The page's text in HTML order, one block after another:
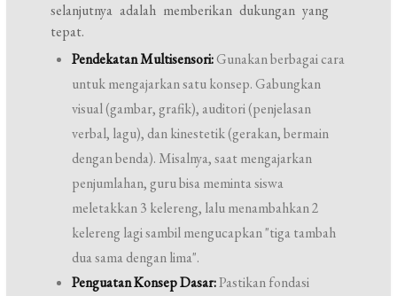
selanjutnya adalah memberikan dukungan yang
tepat.
Pendekatan Multisensori:Gunakan berbagai cara
untuk mengajarkan satu konsep. Gabungkan
visual (gambar, grafik), auditori (penjelasan
verbal, lagu), dan kinestetik (gerakan, bermain
dengan benda). Misalnya, saat mengajarkan
penjumlahan, guru bisa meminta siswa
meletakkan 3 kelereng, lalu menambahkan 2
kelereng lagi sambil mengucapkan "tiga tambah
dua sama dengan lima".
Penguatan Konsep Dasar:Pastikan fondasi